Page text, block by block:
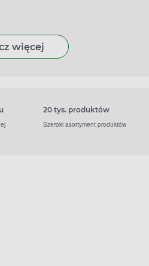
więcej
20 tys. produktów
Szeroki asortyment produktów